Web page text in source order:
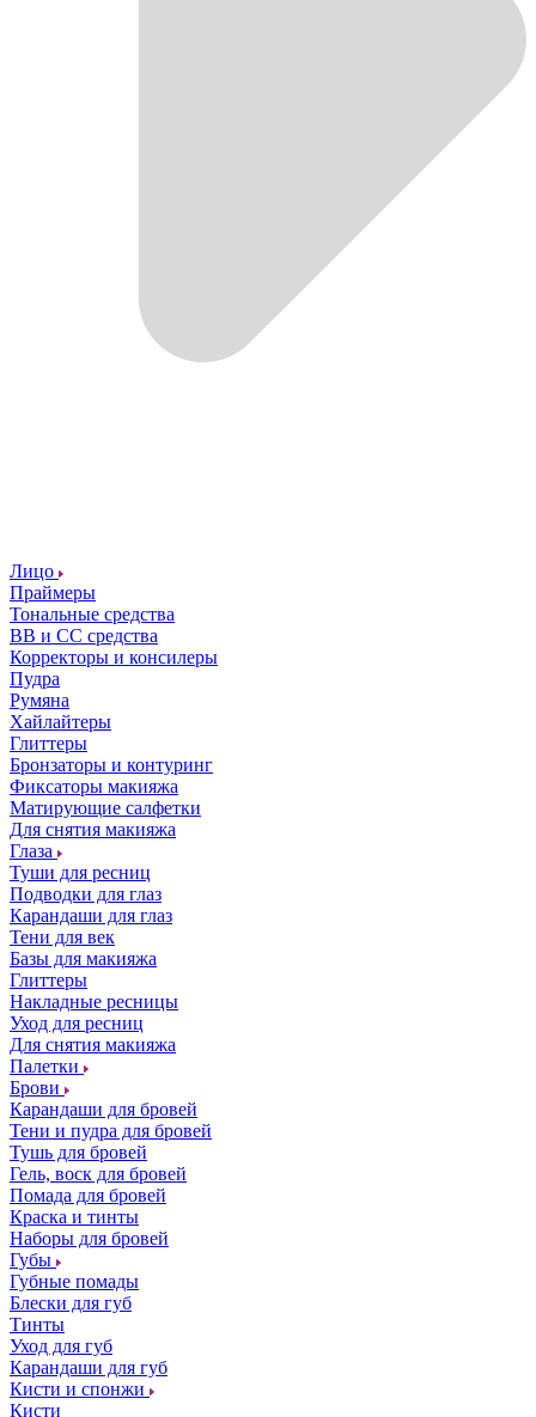
Лицо
Праймеры
Тональные средства
ВВ и СС средства
Корректоры и консилеры
Пудра
Румяна
Хайлайтеры
Глиттеры
Бронзаторы и контуринг
Фиксаторы макияжа
Матирующие салфетки
Для снятия макияжа
Глаза
Туши для ресниц
Подводки для глаз
Карандаши для глаз
Тени для век
Базы для макияжа
Глиттеры
Накладные ресницы
Уход для ресниц
Для снятия макияжа
Палетки
Брови
Карандаши для бровей
Тени и пудра для бровей
Тушь для бровей
Гель, воск для бровей
Помада для бровей
Краска и тинты
Наборы для бровей
Губы
Губные помады
Блески для губ
Тинты
Уход для губ
Карандаши для губ
Кисти и спонжи
Кисти